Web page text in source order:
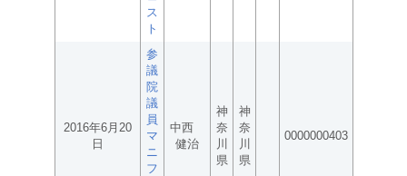
ス
ト
2016年6月20
日
参
議
院
議
員
マ
ニ
フ
中西
健治
神
奈
川
県
神
奈
川
県
0000000403